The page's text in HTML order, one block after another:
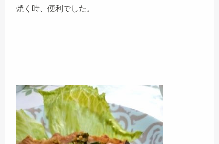
焼く時、便利でした。